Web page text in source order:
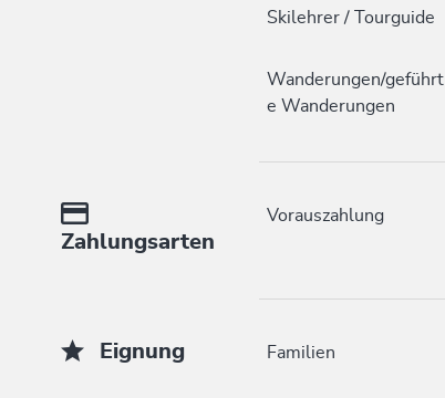
Skilehrer / Tourguide
Wanderungen/geführt
e Wanderungen
Zahlungsarten
Vorauszahlung
Eignung Familien